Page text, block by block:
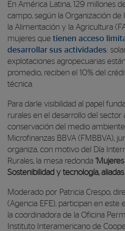
En América Latina, 129 millones
campo, según la Organización de
la Alimentación y la Agricultura
mujeres que tienen acceso
desarrollar sus actividades:
explotaciones agropecuarias
promedio, reciben el 10% del
técnica.
Para darle visibilidad al papel
rurales en el desarrollo del sector
conservación del medio
Microfinanzas BBVA (FMBBVA),
organiza, con motivo del Día
Rurales, la mesa redonda
Sostenibilidad y tecnología, aliadas
Moderado por Patricia Crespo,
(Agencia EFE), participan en
la coordinadora de la Oficina
Instituto Interamericano de